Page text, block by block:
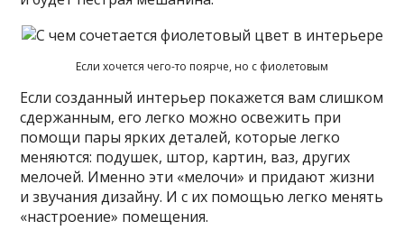
Если хочется чего-то поярче, но с фиолетовым
Если созданный интерьер покажется вам слишком
сдержанным, его легко можно освежить при
помощи пары ярких деталей, которые легко
меняются: подушек, штор, картин, ваз, других
мелочей. Именно эти «мелочи» и придают жизни
и звучания дизайну. И с их помощью легко менять
«настроение» помещения.